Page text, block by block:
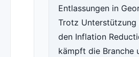
Entlassungen in
Trotz Unterstützung
den Inflation
kämpft die Branche